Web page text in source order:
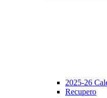
2025-26
Recupero